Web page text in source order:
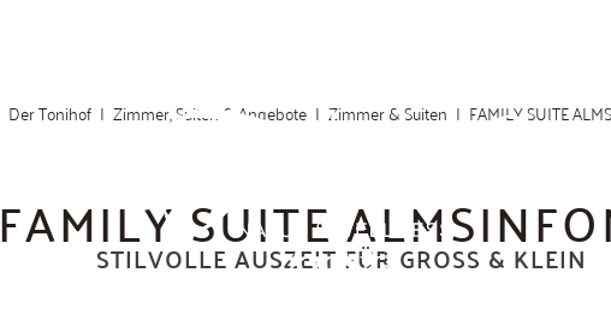
Zimmer, Suiten & Angebote Zimmer & Suiten FAMILY SUITE
FAMILY SUITE
STILVOLLE AUSZEIT FÜR GROSS & KLEIN